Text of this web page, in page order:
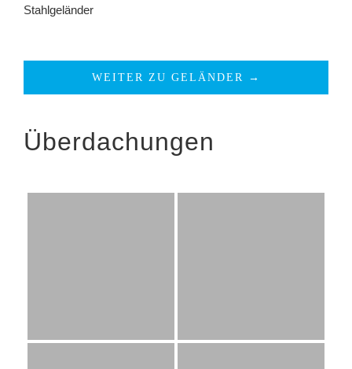
Stahlgeländer
WEITER ZU GELÄNDER →
Überdachungen